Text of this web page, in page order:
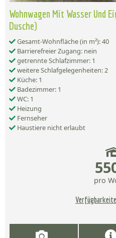
Wohnwagen Mit Wasser Und
Dusche)
Gesamt-Wohnfläche (in m²): 40
Barrierefreier Zugang: nein
getrennte Schlafzimmer: 1
weitere Schlafgelegenheiten: 2
Küche: 1
Badezimmer: 1
WC: 1
Heizung
Fernseher
Haustiere nicht erlaubt
pro